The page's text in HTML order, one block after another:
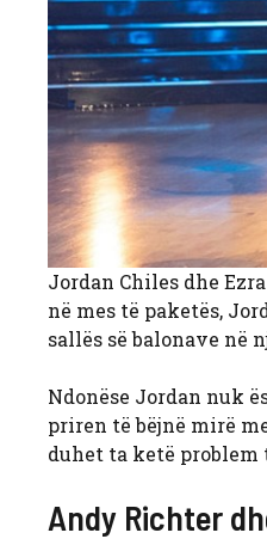
Jordan Chiles dhe
në mes të paketës,
sallës së balonave në
Ndonëse Jordan nuk
priren të bëjnë mirë
duhet ta ketë
Andy Richter